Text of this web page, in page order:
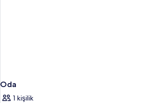
Oda
1 kişilik